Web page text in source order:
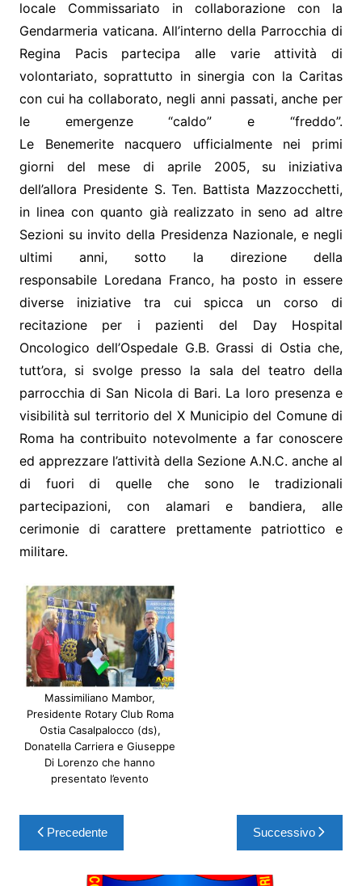
locale Commissariato in collaborazione con la
Gendarmeria vaticana. All’interno della Parrocchia di
Regina Pacis partecipa alle varie attività di
volontariato, soprattutto in sinergia con la Caritas
con cui ha collaborato, negli anni passati, anche per
le emergenze “caldo” e “freddo”.
Le Benemerite nacquero ufficialmente nei primi
giorni del mese di aprile 2005, su iniziativa
dell’allora Presidente S. Ten. Battista Mazzocchetti,
in linea con quanto già realizzato in seno ad altre
Sezioni su invito della Presidenza Nazionale, e negli
ultimi anni, sotto la direzione della
responsabile Loredana Franco, ha posto in essere
diverse iniziative tra cui spicca un corso di
recitazione per i pazienti del Day Hospital
Oncologico dell’Ospedale G.B. Grassi di Ostia che,
tutt’ora, si svolge presso la sala del teatro della
parrocchia di San Nicola di Bari. La loro presenza e
visibilità sul territorio del X Municipio del Comune di
Roma ha contribuito notevolmente a far conoscere
ed apprezzare l’attività della Sezione A.N.C. anche al
di fuori di quelle che sono le tradizionali
partecipazioni, con alamari e bandiera, alle
cerimonie di carattere prettamente patriottico e
militare.
Massimiliano Mambor,
Presidente Rotary Club Roma
Ostia Casalpalocco (ds),
Donatella Carriera e Giuseppe
Di Lorenzo che hanno
presentato l’evento
Precedente Successivo